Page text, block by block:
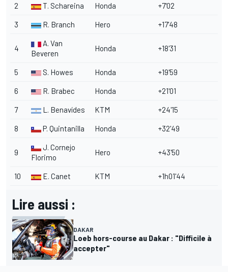
2 T. Schareina Honda +7'02
3 R. Branch Hero +17'48
4
A. Van
Beveren
Honda +18'31
5 S. Howes Honda +19'59
6 R. Brabec Honda +21'01
7 L. Benavídes KTM +24'15
8 P. Quintanilla Honda +32'49
9
J. Cornejo
Florimo
Hero +43'50
10 E. Canet KTM +1h01'44
Lire aussi :
DAKAR
Loeb hors-course au Dakar : "Difficile à
accepter"